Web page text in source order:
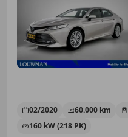
02/2020 60.000 km
160 kW (218 PK)